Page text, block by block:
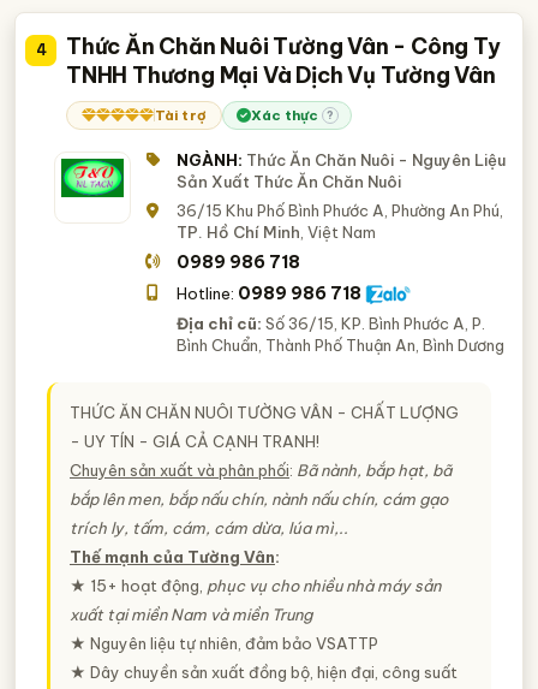
4
Thức Ăn Chăn Nuôi Tường Vân - Công Ty
TNHH Thương Mại Và Dịch Vụ Tường Vân
Tài trợ Xác thực ?
NGÀNH: Thức Ăn Chăn Nuôi - Nguyên Liệu
Sản Xuất Thức Ăn Chăn Nuôi
36/15 Khu Phố Bình Phước A, Phường An Phú,
TP. Hồ Chí Minh , Việt Nam
0989 986 718
Hotline: 0989 986 718
Địa chỉ cũ: Số 36/15, KP. Bình Phước A, P.
Bình Chuẩn, Thành Phố Thuận An, Bình Dương
THỨC ĂN CHĂN NUÔI TƯỜNG VÂN - CHẤT LƯỢNG
- UY TÍN - GIÁ CẢ CẠNH TRANH!
Chuyên sản xuất và phân phối: Bã nành, bắp hạt, bã
bắp lên men, bắp nấu chín, nành nấu chín, cám gạo
trích ly, tấm, cám, cám dừa, lúa mì,..
Thế mạnh của Tường Vân:
★ 15+ hoạt động, phục vụ cho nhiều nhà máy sản
xuất tại miền Nam và miền Trung
★ Nguyên liệu tự nhiên, đảm bảo VSATTP
★ Dây chuyền sản xuất đồng bộ, hiện đại, công suất